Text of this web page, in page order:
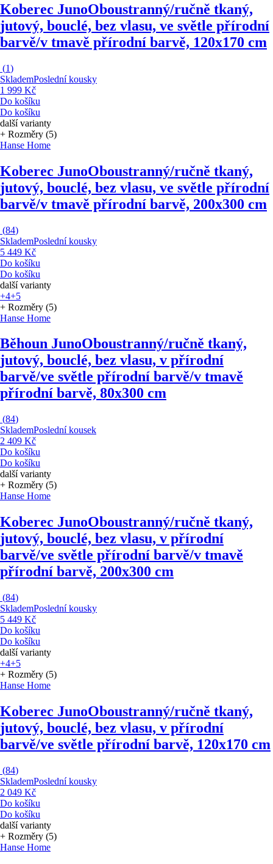
Koberec JunoOboustranný/ručně tkaný,
jutový, bouclé, bez vlasu, ve světle přírodní
barvě/v tmavě přírodní barvě, 120x170 cm
(1)
SklademPoslední kousky
1 999 Kč
Do košíku
Do košíku
další varianty
+ Rozměry (5)
Hanse Home
Koberec JunoOboustranný/ručně tkaný,
jutový, bouclé, bez vlasu, ve světle přírodní
barvě/v tmavě přírodní barvě, 200x300 cm
(84)
SklademPoslední kousky
5 449 Kč
Do košíku
Do košíku
další varianty
+4+5
+ Rozměry (5)
Hanse Home
Běhoun JunoOboustranný/ručně tkaný,
jutový, bouclé, bez vlasu, v přírodní
barvě/ve světle přírodní barvě/v tmavě
přírodní barvě, 80x300 cm
(84)
SklademPoslední kousek
2 409 Kč
Do košíku
Do košíku
další varianty
+ Rozměry (5)
Hanse Home
Koberec JunoOboustranný/ručně tkaný,
jutový, bouclé, bez vlasu, v přírodní
barvě/ve světle přírodní barvě/v tmavě
přírodní barvě, 200x300 cm
(84)
SklademPoslední kousky
5 449 Kč
Do košíku
Do košíku
další varianty
+4+5
+ Rozměry (5)
Hanse Home
Koberec JunoOboustranný/ručně tkaný,
jutový, bouclé, bez vlasu, v přírodní
barvě/ve světle přírodní barvě, 120x170 cm
(84)
SklademPoslední kousky
2 049 Kč
Do košíku
Do košíku
další varianty
+ Rozměry (5)
Hanse Home